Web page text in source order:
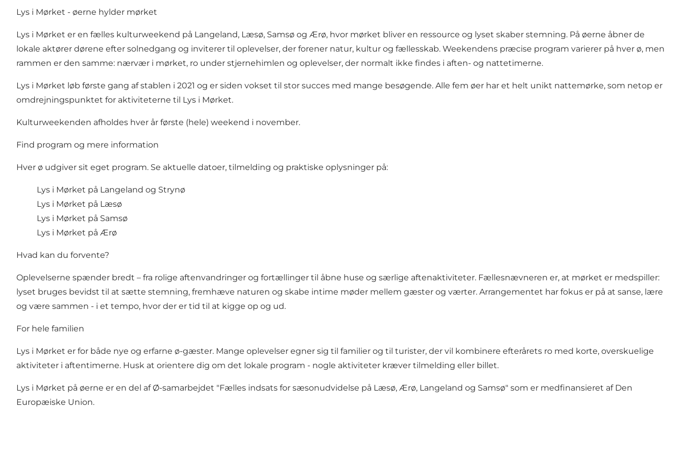
Lys i Mørket - øerne hylder mørket
Lys i Mørket er en fælles kulturweekend på Langeland, Læsø, Samsø og Ærø, hvor mørket bliver en ressource og lyset skaber stemning. På øerne åbner de
lokale aktører dørene efter solnedgang og inviterer til oplevelser, der forener natur, kultur og fællesskab. Weekendens præcise program varierer på hver ø, men
rammen er den samme: nærvær i mørket, ro under stjernehimlen og oplevelser, der normalt ikke findes i aften- og nattetimerne.
Lys i Mørket løb første gang af stablen i 2021 og er siden vokset til stor succes med mange besøgende. Alle fem øer har et helt unikt nattemørke, som netop er
omdrejningspunktet for aktiviteterne til Lys i Mørket.
Kulturweekenden afholdes hver år første (hele) weekend i november.
Find program og mere information
Hver ø udgiver sit eget program. Se aktuelle datoer, tilmelding og praktiske oplysninger på:
Lys i Mørket på Langeland og Strynø
Lys i Mørket på Læsø
Lys i Mørket på Samsø
Lys i Mørket på Ærø
Hvad kan du forvente?
Oplevelserne spænder bredt – fra rolige aftenvandringer og fortællinger til åbne huse og særlige aftenaktiviteter. Fællesnævneren er, at mørket er medspiller:
lyset bruges bevidst til at sætte stemning, fremhæve naturen og skabe intime møder mellem gæster og værter. Arrangementet har fokus er på at sanse, lære
og være sammen - i et tempo, hvor der er tid til at kigge op og ud.
For hele familien
Lys i Mørket er for både nye og erfarne ø-gæster. Mange oplevelser egner sig til familier og til turister, der vil kombinere efterårets ro med korte, overskuelige
aktiviteter i aftentimerne. Husk at orientere dig om det lokale program - nogle aktiviteter kræver tilmelding eller billet.
Lys i Mørket på øerne er en del af Ø-samarbejdet "Fælles indsats for sæsonudvidelse på Læsø, Ærø, Langeland og Samsø" som er medfinansieret af Den
Europæiske Union.